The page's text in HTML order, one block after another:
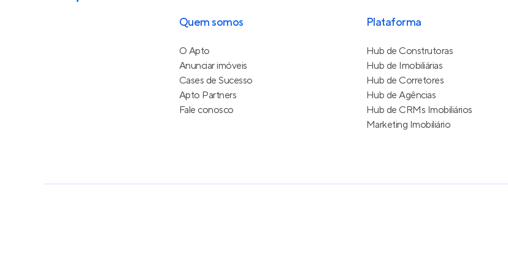
Quem somos
O Apto
Anunciar imóveis
Cases de Sucesso
Apto Partners
Fale conosco
Plataforma
Hub de Construtoras
Hub de Imobiliárias
Hub de Corretores
Hub de Agências
Hub de CRMs Imobiliários
Marketing Imobiliário